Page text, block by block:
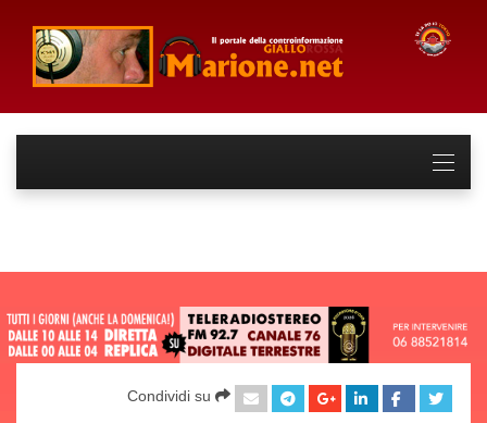
Condividi su